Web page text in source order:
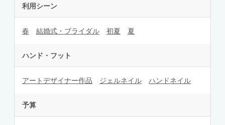
利用シーン
春 結婚式・ブライダル 初夏 夏
ハンド・フット
アートデザイナー作品 ジェルネイル ハンドネイル
予算